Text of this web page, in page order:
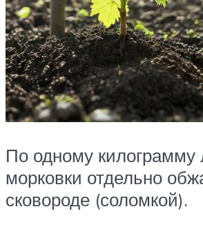
По одному килограмму
морковки отдельно
сковороде (соломкой).